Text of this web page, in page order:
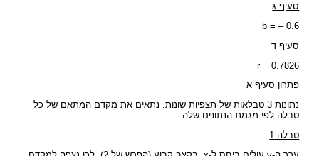
סעיף ג
b = – 0.6
סעיף ד
r = 0.7826
פתרון סעיף א
נתונות 3 טבלאות של תצפיות שונות. נתאים את מקדם המתאם של כל
טבלה לפי מגמת הנתונים שלה.
טבלה 1